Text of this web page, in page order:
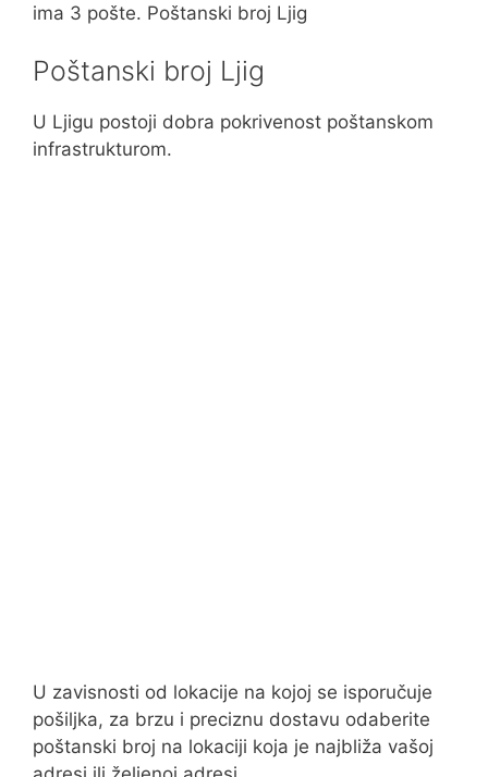
ima 3 pošte. Poštanski broj Ljig
Poštanski broj Ljig
U Ljigu postoji dobra pokrivenost poštanskom
infrastrukturom.
U zavisnosti od lokacije na kojoj se isporučuje
pošiljka, za brzu i preciznu dostavu odaberite
poštanski broj na lokaciji koja je najbliža vašoj